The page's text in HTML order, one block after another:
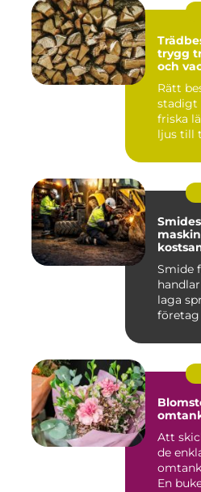
trygg
och
Rätt
stadigt
friska
ljus till
maskiner så
Smide
laga
företag
Att
de
En